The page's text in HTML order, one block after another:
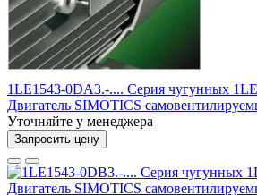
1LE1543-0DA3.-.... Серия чугунных
Двигатель SIMOTICS
Уточняйте у менеджера
Запросить цену